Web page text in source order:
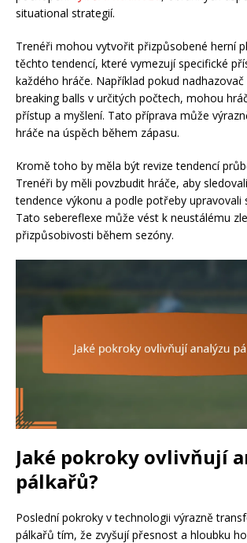
situational strategií.
Trenéři mohou vytvořit přizpůsobené herní
těchto tendencí, které vymezují specifické
každého hráče. Například pokud
breaking balls v určitých počtech, mohou
přístup a myšlení. Tato příprava může
hráče na úspěch během zápasu.
Kromě toho by měla být revize tendencí
Trenéři by měli povzbudit hráče, aby
tendence výkonu a podle potřeby upravovali
Tato sebereflexe může vést k neustálému
přizpůsobivosti během sezóny.
Jaké pokroky ovlivňují
pálkařů?
Poslední pokroky v technologii výrazně
pálkařů tím, že zvyšují přesnost a hloubku